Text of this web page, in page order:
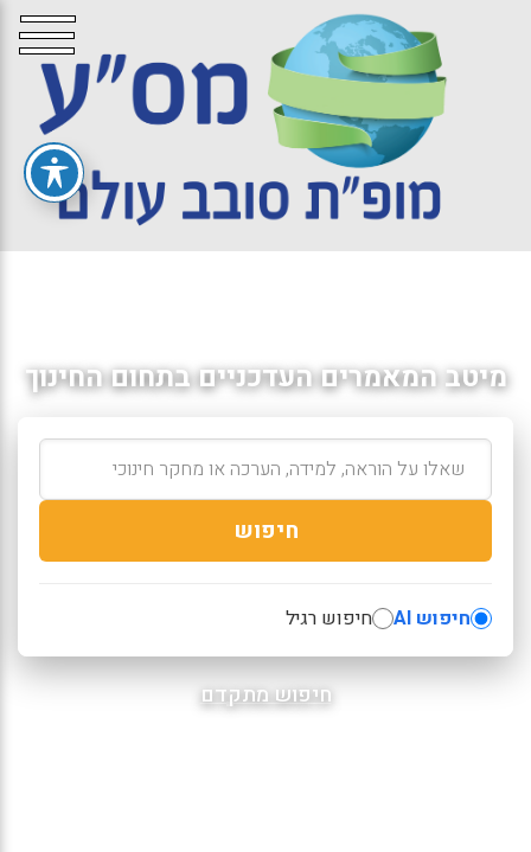
מיטב המאמרים העדכניים בתחום החינוך
חיפוש
חיפוש AI חיפוש רגיל
חיפוש מתקדם